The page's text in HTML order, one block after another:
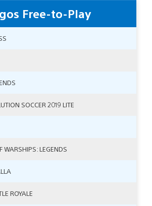
Free-to-Play
SOCCER 2019 LITE
WARSHIPS: LEGENDS
ROYALE